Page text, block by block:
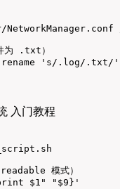
为 .txt）
rename 's/.log/
模式）
$1" "$9}'